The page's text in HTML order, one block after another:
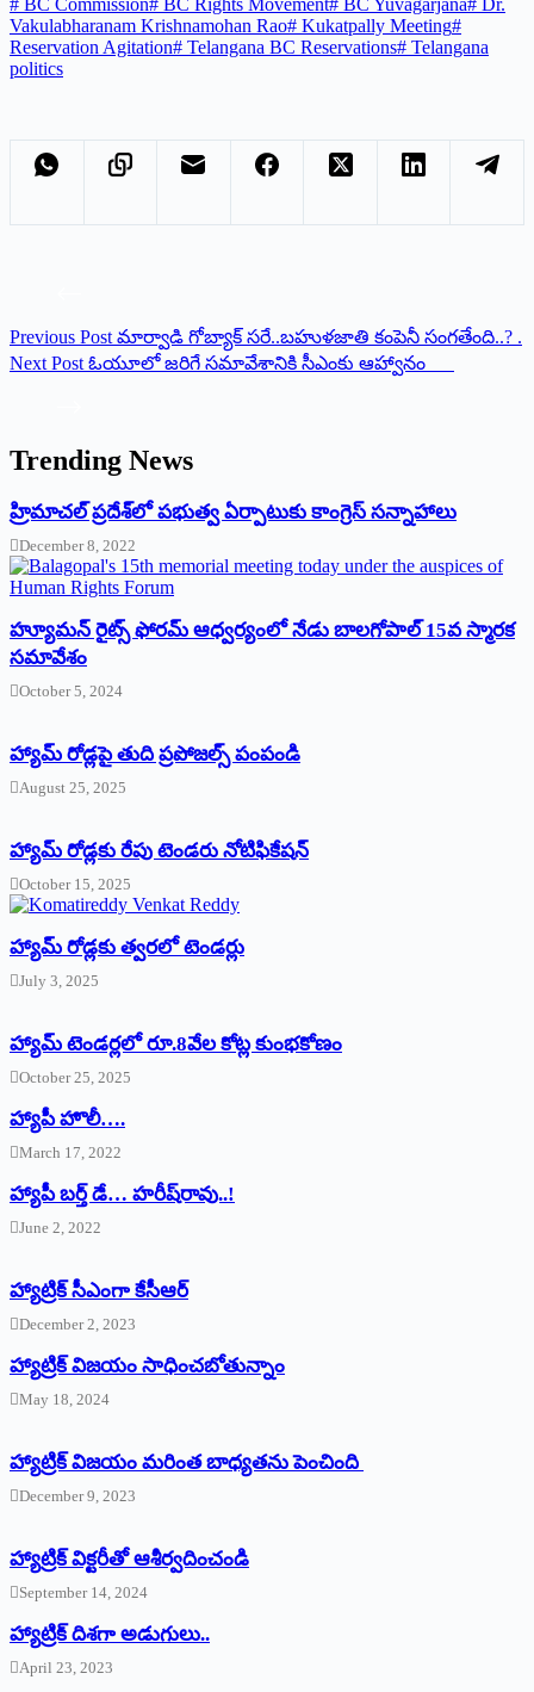
Vakulabharanam Krishnamohan Rao# Kukatpally Meeting#
Reservation Agitation# Telangana BC Reservations# Telangana
politics
Previous Post మార్వాడి గోబ్యాక్‌ సరే..బహుళజాతి కంపెనీ సంగతేంది..? .
Next Post ఓయూలో జరిగే సమావేశానికి సీఎంకు ఆహ్వానం
Trending News
‌హ్రిమాచల్‌ ‌ప్రదేశ్‌లో పభుత్వ ఏర్పాటుకు కాంగ్రెస్‌ ‌సన్నాహాలు
December 8, 2022
హ్యూమన్‌ రైట్స్‌ ఫోరమ్‌ ఆధ్వర్యంలో నేడు బాలగోపాల్‌ 15వ స్మారక
సమావేశం
October 5, 2024
హ్యామ్‌ రోడ్లపై తుది ప్రపోజల్స్‌ పంపండి
August 25, 2025
హ్యామ్‌ రోడ్లకు రేపు టెండరు నోటిఫికేషన్‌
October 15, 2025
హ్యామ్‌ రోడ్లకు త్వరలో టెండర్లు
July 3, 2025
హ్యామ్‌ ‌టెండర్లలో రూ.8వేల కోట్ల కుంభకోణం
October 25, 2025
హ్యాపీ హొలీ….
March 17, 2022
హ్యాపీ బర్త్ ‌డే… హరీష్‌రావు..!
June 2, 2022
హ్యాట్రిక్‌ ‌సీఎంగా కేసీఆర్‌
December 2, 2023
హ్యాట్రిక్‌ విజయం సాధించబోతున్నాం
May 18, 2024
హ్యాట్రిక్ విజయం మరింత బాధ్యతను పెంచింది
December 9, 2023
హ్యాట్రిక్‌ ‌విక్టరీతో ఆశీర్వదించండి
September 14, 2024
‌హ్యాట్రిక్‌ ‌దిశగా అడుగులు..
April 23, 2023